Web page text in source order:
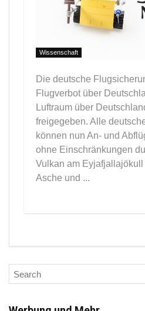
Wissenschaft
Die deutsche
Flugverbot über
Luftraum über
freigegeben. Alle
können nun An- und
ohne Einschränkungen
Vulkan am
Asche und ...